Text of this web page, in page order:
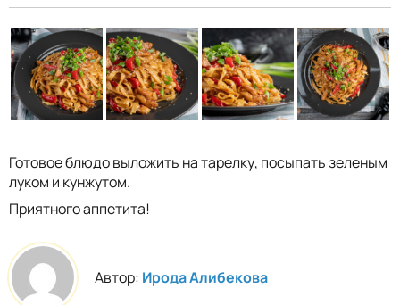
Готовое блюдо выложить на тарелку, посыпать зеленым
луком и кунжутом.
Приятного аппетита!
Автор: Ирода Алибекова